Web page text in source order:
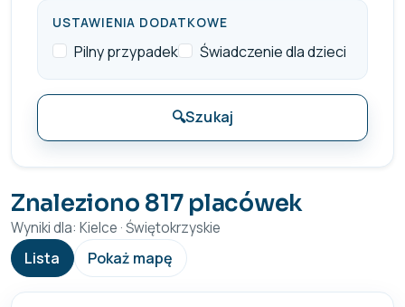
USTAWIENIA DODATKOWE
Pilny przypadek Świadczenie dla dzieci
🔍Szukaj
Znaleziono 817 placówek
Wyniki dla: Kielce · Świętokrzyskie
Lista Pokaż mapę